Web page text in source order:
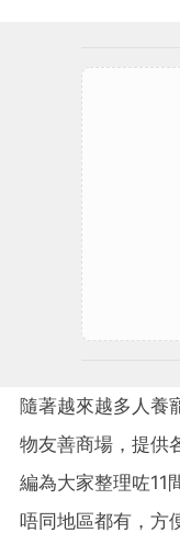
隨著越來越多人養
物友善商場，提供
編為大家整理咗11
唔同地區都有，方